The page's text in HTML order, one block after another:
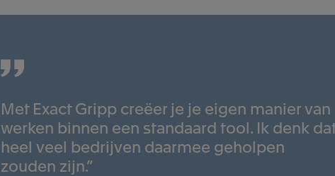
Met Exact Gripp creëer je je eigen manier van
werken binnen een standaard tool. Ik denk
heel veel bedrijven daarmee geholpen
zouden zijn.”